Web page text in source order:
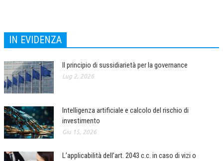
IN EVIDENZA
Il principio di sussidiarietà per la governance
Lug 2, 2026
Intelligenza artificiale e calcolo del rischio di
investimento
Giu 15, 2026
L’applicabilità dell’art. 2043 c.c. in caso di vizi o